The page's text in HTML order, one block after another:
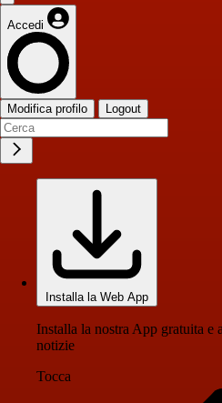
Accedi
Modifica profilo Logout
Installa la Web App
Installa la nostra App gratuita e
notizie
Tocca